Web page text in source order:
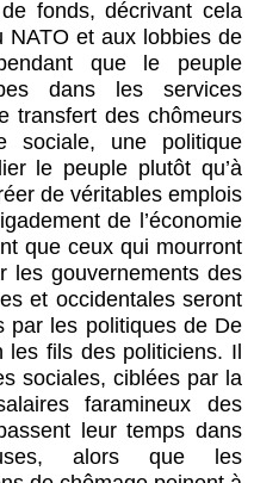
fonds, décrivant cela
et aux lobbies de
que le peuple
dans les services
transfert des chômeurs
sociale, une politique
le peuple plutôt qu’à
de véritables emplois.
de l’économie
que ceux qui mourront
les gouvernements des
et occidentales seront
par les politiques de De
fils des politiciens. Il
sociales, ciblées par la
faramineux des
leur temps dans
alors que les